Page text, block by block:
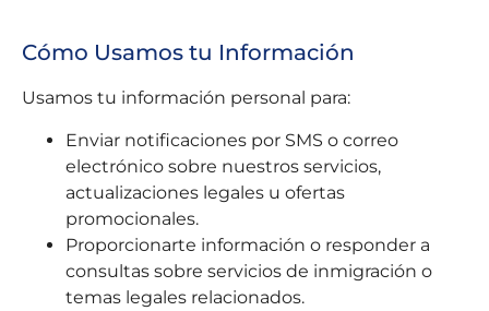
Cómo Usamos tu Información
Usamos tu información personal para:
Enviar notificaciones por SMS o correo
electrónico sobre nuestros servicios,
actualizaciones legales u ofertas
promocionales.
Proporcionarte información o responder a
consultas sobre servicios de inmigración o
temas legales relacionados.